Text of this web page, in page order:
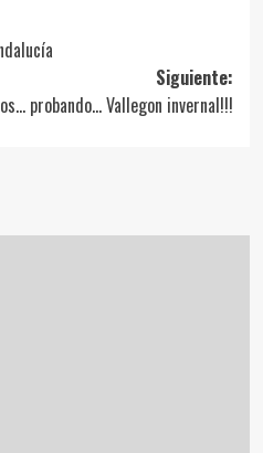
Siguiente:
probando… Vallegon invernal!!!